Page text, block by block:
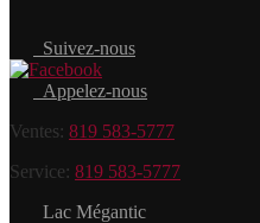
Suivez-nous
Appelez-nous
Ventes: 819 583-5777
Service: 819 583-5777
Lac Mégantic